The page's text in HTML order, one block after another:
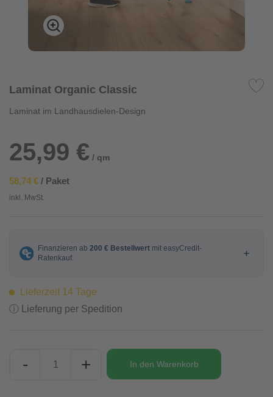
Laminat Organic Classic
Laminat im Landhausdielen-Design
25,99 € / qm
58,74 € / Paket
inkl. MwSt.
Lieferzeit 14 Tage
ⓘ Lieferung per Spedition
- + In den Warenkorb